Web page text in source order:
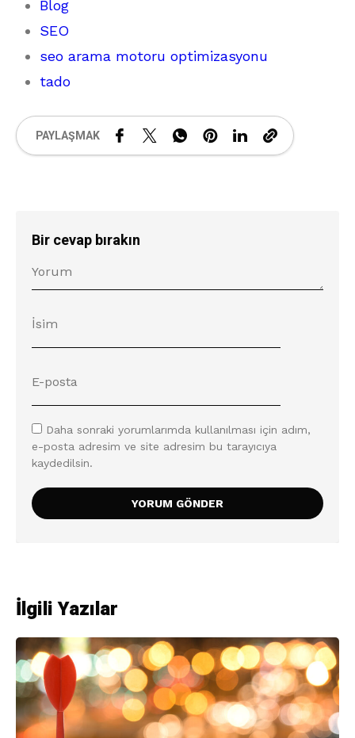
Blog
SEO
seo arama motoru optimizasyonu
tado
PAYLAŞMAK
Bir cevap bırakın
Daha sonraki yorumlarımda kullanılması için adım,
e-posta adresim ve site adresim bu tarayıcıya
kaydedilsin.
İlgili Yazılar